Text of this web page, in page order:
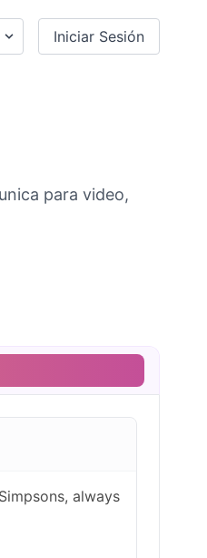
Iniciar Sesión
para video,